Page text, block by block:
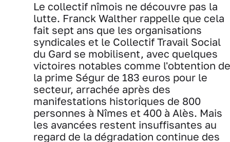
Le collectif nîmois ne découvre pas la
lutte. Franck Walther rappelle que cela
fait sept ans que les organisations
syndicales et le Collectif Travail Social
du Gard se mobilisent, avec quelques
victoires notables comme l'obtention de
la prime Ségur de 183 euros pour le
secteur, arrachée après des
manifestations historiques de 800
personnes à Nîmes et 400 à Alès. Mais
les avancées restent insuffisantes au
regard de la dégradation continue des